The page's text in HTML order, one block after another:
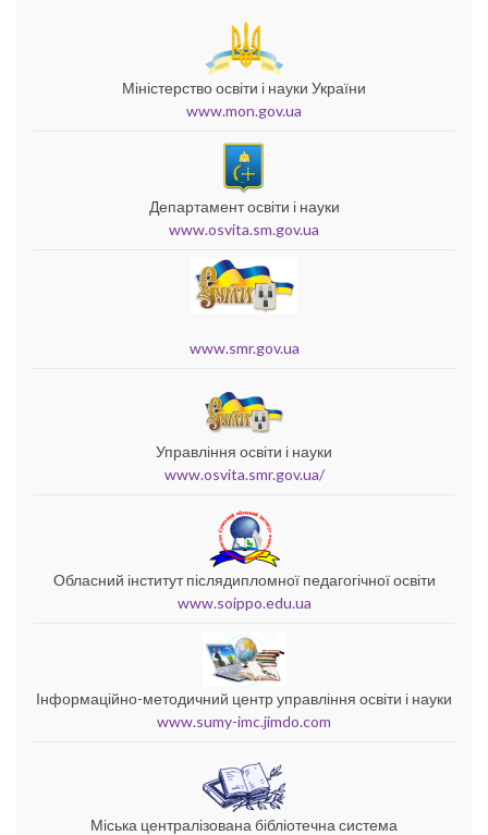
Міністерство освіти і науки України
www.mon.gov.ua
Департамент освіти і науки
www.osvita.sm.gov.ua
www.smr.gov.ua
Управління освіти і науки
www.osvita.smr.gov.ua/
Обласний інститут післядипломної педагогічної освіти
www.soippo.edu.ua
Інформаційно-методичний центр управління освіти і науки
www.sumy-imc.jimdo.com
Міська централізована бібліотечна система